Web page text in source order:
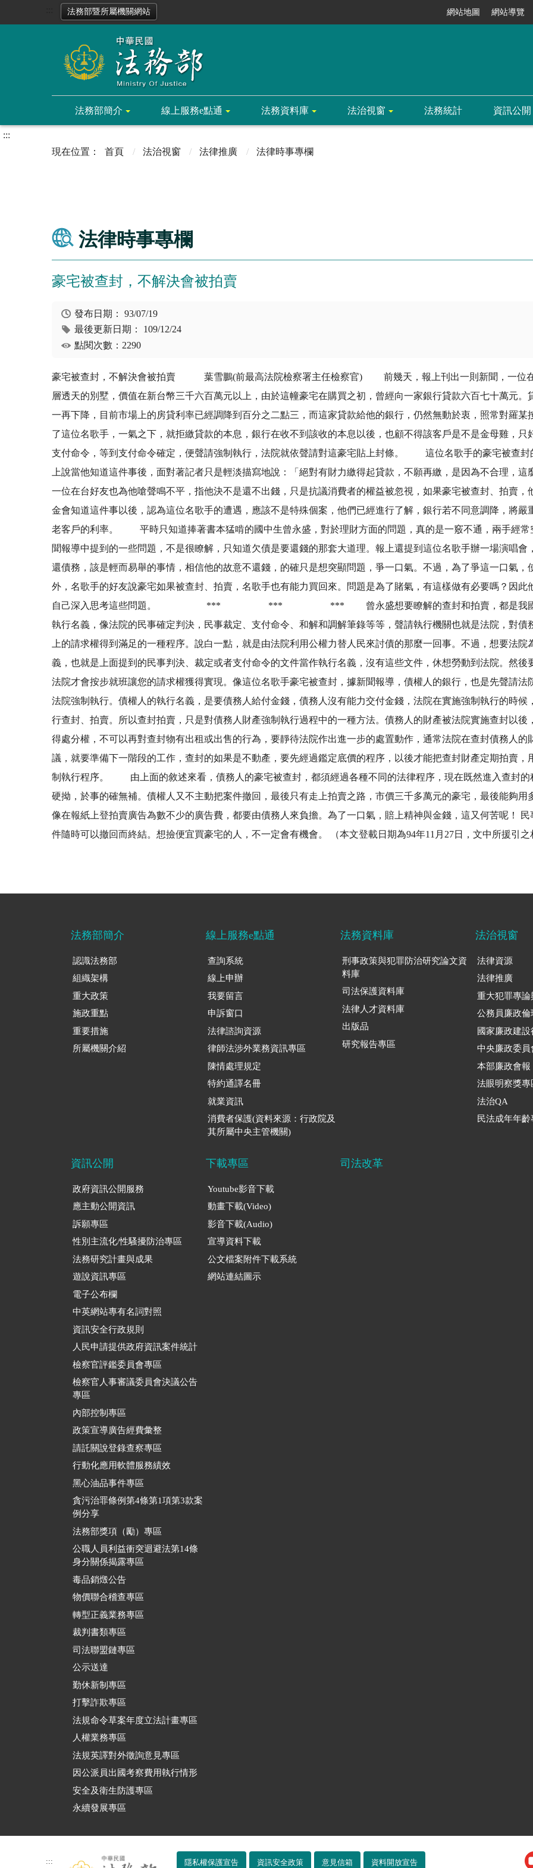
法務部暨所屬機關網站 網站地圖 網站導覽
法務部簡介 線上服務e點通 法務資料庫 法治視窗 法務統計 資訊公開
:::
首頁
法治視窗 法律推廣 法律時事專欄
法律時事專欄
豪宅被查封，不解決會被拍賣
發布日期：93/07/19
最後更新日期： 109/12/24
點閱次數：2290
豪宅被查封，不解決會被拍賣 葉雪鵬(前最高法院檢察署主任檢察官) 前幾天，報上刊出一則新聞，一位在
層透天的別墅，價值在新台幣三千六百萬元以上，由於這幢豪宅在購買之初，曾經向一家銀行貸款六百七十萬元
一再下降，目前市場上的房貸利率已經調降到百分之二點三，而這家貸款給他的銀行，仍然無動於衷，照常對羅
了這位名歌手，一氣之下，就拒繳貸款的本息，銀行在收不到該收的本息以後，也顧不得該客戶是不是金母雞，
支付命令，等到支付命令確定，便聲請強制執行，法院就依聲請對這豪宅貼上封條。 這位名歌手的豪宅被查封
上說當他知道這件事後，面對著記者只是輕淡描寫地說：「絕對有財力繳得起貸款，不願再繳，是因為不合理，
一位在台好友也為他嗆聲鳴不平，指他決不是還不出錢，只是抗議消費者的權益被忽視，如果豪宅被查封、拍賣
金會知道這件事以後，認為這位名歌手的遭遇，應該不是特殊個案，他們已經進行了解，銀行若不同意調降，將
老客戶的利率。 平時只知道捧著書本猛啃的國中生曾永盛，對於理財方面的問題，真的是一竅不通，兩手經常
聞報導中提到的一些問題，不是很瞭解，只知道欠債是要還錢的那套大道理。報上還提到這位名歌手辦一場演唱
還債務，該是輕而易舉的事情，相信他的故意不還錢，的確只是想突顯問題，爭一口氣。不過，為了爭這一口氣
外，名歌手的好友說豪宅如果被查封、拍賣，名歌手也有能力買回來。問題是為了賭氣，有這樣做有必要嗎？因
自己深入思考這些問題。 *** *** *** 曾永盛想要瞭解的查封和拍賣，都是我國強制執行
執行名義，像法院的民事確定判決，民事裁定、支付命令、和解和調解筆錄等等，聲請執行機關也就是法院，對
上的請求權得到滿足的一種程序。說白一點，就是由法院利用公權力替人民來討債的那麼一回事。不過，想要法
義，也就是上面提到的民事判決、裁定或者支付命令的文件當作執行名義，沒有這些文件，休想勞動到法院。然
法院才會按步就班讓您的請求權獲得實現。像這位名歌手豪宅被查封，據新聞報導，債權人的銀行，也是先聲請
法院強制執行。債權人的執行名義，是要債務人給付金錢，債務人沒有能力交付金錢，法院在實施強制執行的時
行查封、拍賣。所以查封拍賣，只是對債務人財產強制執行過程中的一種方法。債務人的財產被法院實施查封以
得處分權，不可以再對查封物有出租或出售的行為，要靜待法院作出進一步的處置動作，通常法院在查封債務人
議，就要準備下一階段的工作，查封的如果是不動產，要先經過鑑定底價的程序，以後才能把查封財產定期拍賣
制執行程序。 由上面的敘述來看，債務人的豪宅被查封，都須經過各種不同的法律程序，現在既然進入查封的
硬拗，於事的確無補。債權人又不主動把案件撤回，最後只有走上拍賣之路，市價三千多萬元的豪宅，最後能夠
像在報紙上登拍賣廣告為數不少的廣告費，都要由債務人來負擔。為了一口氣，賠上精神與金錢，這又何苦呢！
件隨時可以撤回而終結。想撿便宜買豪宅的人，不一定會有機會。 （本文登載日期為94年11月27日，文中所援引
法務部簡介
認識法務部
組織架構
重大政策
施政重點
重要措施
所屬機關介紹
線上服務e點通
查詢系統
線上申辦
我要留言
申訴窗口
法律諮詢資源
律師法涉外業務資訊專區
陳情處理規定
特約通譯名冊
就業資訊
消費者保護(資料來源：行政院及
其所屬中央主管機關)
法務資料庫
刑事政策與犯罪防治研究論文資
料庫
司法保護資料庫
法律人才資料庫
出版品
研究報告專區
法治視窗
法律資源
法律推廣
重大犯罪專論
公務員廉政倫
國家廉政建
中央廉政委員
本部廉政會報
法眼明察獎專
法治QA
民法成年年齡
資訊公開
政府資訊公開服務
應主動公開資訊
訴願專區
性別主流化/性騷擾防治專區
法務研究計畫與成果
遊說資訊專區
電子公布欄
中英網站專有名詞對照
資訊安全行政規則
人民申請提供政府資訊案件統計
檢察官評鑑委員會專區
檢察官人事審議委員會決議公告
專區
內部控制專區
政策宣導廣告經費彙整
請託關說登錄查察專區
行動化應用軟體服務績效
黑心油品事件專區
貪污治罪條例第4條第1項第3款案
例分享
法務部獎項（勵）專區
公職人員利益衝突迴避法第14條
身分關係揭露專區
毒品銷燬公告
物價聯合稽查專區
轉型正義業務專區
裁判書類專區
司法聯盟鏈專區
公示送達
勤休新制專區
打擊詐欺專區
法規命令草案年度立法計畫專區
人權業務專區
法規英譯對外徵詢意見專區
因公派員出國考察費用執行情形
安全及衛生防護專區
永續發展專區
下載專區
Youtube影音下載
動畫下載(Video)
影音下載(Audio)
宣導資料下載
公文檔案附件下載系統
網站連結圖示
司法改革
::: 隱私權保護宣告 資訊安全政策 意見信箱 資料開放宣告